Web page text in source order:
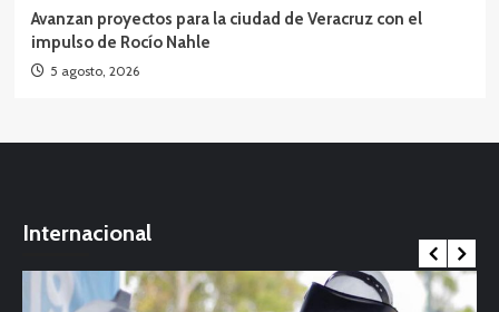
Avanzan proyectos para la ciudad de Veracruz con el
impulso de Rocío Nahle
5 agosto, 2026
Internacional